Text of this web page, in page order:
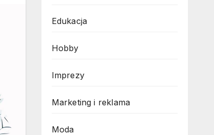
Edukacja
Hobby
Imprezy
Marketing i reklama
Moda